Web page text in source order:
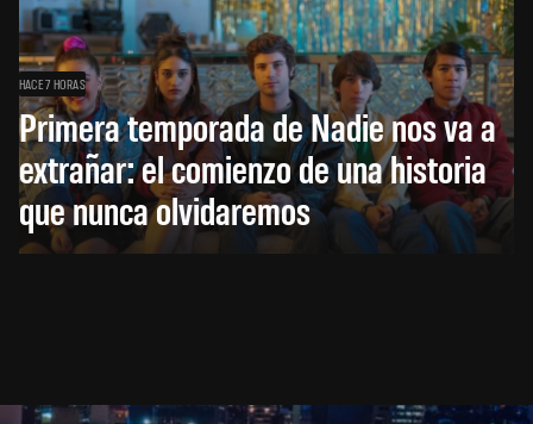
HACE 7 HORAS
Primera temporada de Nadie nos va a
extrañar: el comienzo de una historia
que nunca olvidaremos